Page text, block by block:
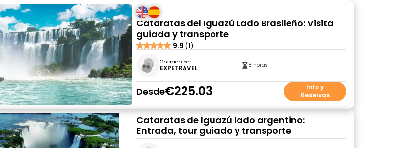
Cataratas del Iguazú Lado Brasileño: Visita
guiada y transporte
9.9 (1)
Operado por
EXPETRAVEL 8 horas
Desde€225.03
Info y
Reservas
Cataratas de Iguazú lado argentino:
Entrada, tour guiado y transporte